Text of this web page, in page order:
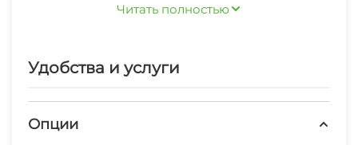
необходимое для уютного и комфортного
Читать полностью
Удобства и услуги
Опции